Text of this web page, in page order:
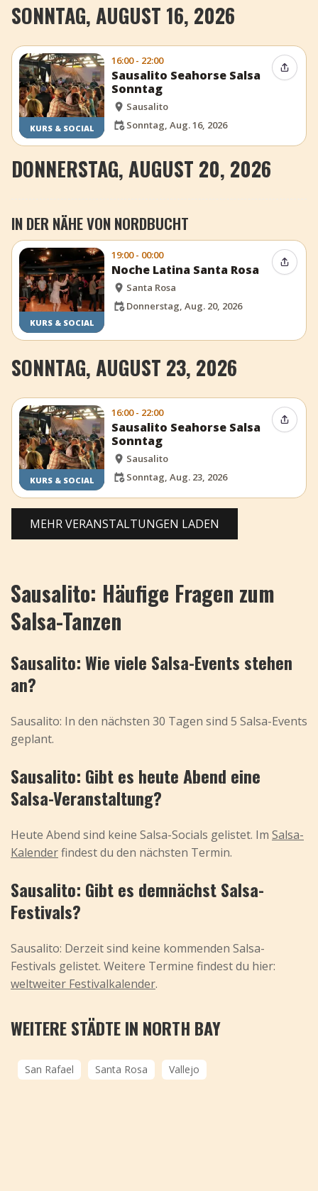
SONNTAG, AUGUST 16, 2026
KURS & SOCIAL
16:00 - 22:00
Sausalito Seahorse Salsa
Sonntag
Sausalito
Sonntag, Aug. 16, 2026
Event
DONNERSTAG, AUGUST 20, 2026
IN DER NÄHE VON NORDBUCHT
KURS & SOCIAL
19:00 - 00:00
Noche Latina Santa Rosa
Santa Rosa
Donnerstag, Aug. 20, 2026
Event
SONNTAG, AUGUST 23, 2026
KURS & SOCIAL
16:00 - 22:00
Sausalito Seahorse Salsa
Sonntag
Sausalito
Sonntag, Aug. 23, 2026
Event
MEHR VERANSTALTUNGEN LADEN
Sausalito: Häufige Fragen zum
Salsa-Tanzen
Sausalito: Wie viele Salsa-Events stehen
an?
Sausalito: In den nächsten 30 Tagen sind 5 Salsa-Events
geplant.
Sausalito: Gibt es heute Abend eine
Salsa-Veranstaltung?
Heute Abend sind keine Salsa-Socials gelistet. Im Salsa-
Kalenderfindest du den nächsten Termin.
Sausalito: Gibt es demnächst Salsa-
Festivals?
Sausalito: Derzeit sind keine kommenden Salsa-
Festivals gelistet. Weitere Termine findest du hier:
weltweiter Festivalkalender.
WEITERE STÄDTE IN NORTH BAY
San Rafael Santa Rosa Vallejo